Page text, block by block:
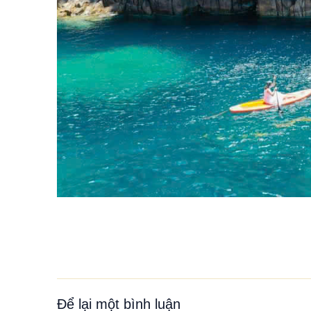
Để lại một bình luận